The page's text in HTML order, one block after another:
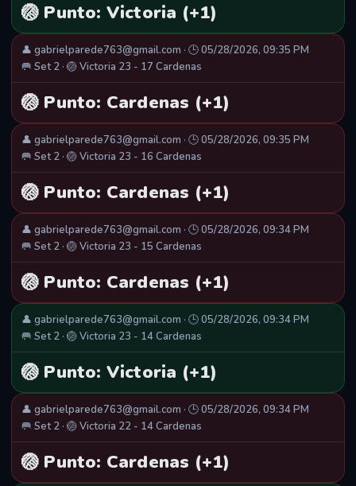
🏐 Punto: Victoria (+1)
👤 gabrielparede763@gmail.com · 🕒 05/28/2026, 09:35 PM
🥅 Set 2 · 🏐 Victoria 23 - 17 Cardenas
🏐 Punto: Cardenas (+1)
👤 gabrielparede763@gmail.com · 🕒 05/28/2026, 09:35 PM
🥅 Set 2 · 🏐 Victoria 23 - 16 Cardenas
🏐 Punto: Cardenas (+1)
👤 gabrielparede763@gmail.com · 🕒 05/28/2026, 09:34 PM
🥅 Set 2 · 🏐 Victoria 23 - 15 Cardenas
🏐 Punto: Cardenas (+1)
👤 gabrielparede763@gmail.com · 🕒 05/28/2026, 09:34 PM
🥅 Set 2 · 🏐 Victoria 23 - 14 Cardenas
🏐 Punto: Victoria (+1)
👤 gabrielparede763@gmail.com · 🕒 05/28/2026, 09:34 PM
🥅 Set 2 · 🏐 Victoria 22 - 14 Cardenas
🏐 Punto: Cardenas (+1)